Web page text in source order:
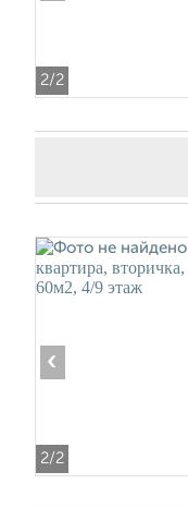
2/2
2/2
‹